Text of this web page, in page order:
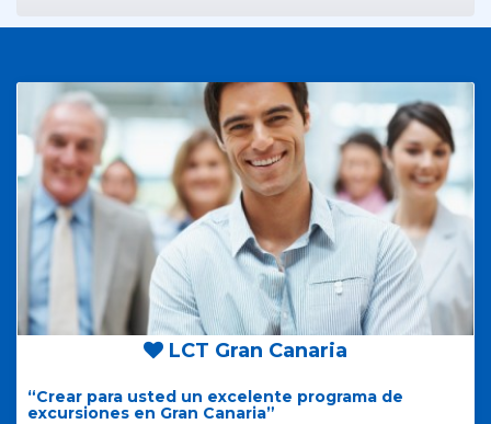
LCT Gran Canaria
“Crear para usted un excelente programa de
excursiones en Gran Canaria”